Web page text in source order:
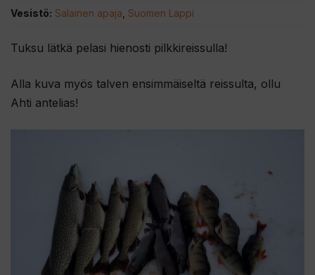
Vesistö: Salainen apaja Suomen Lappi
Tuksu lätkä pelasi hienosti pilkkireissulla!
Alla kuva myös talven ensimmäiseltä reissulta, ollu
Ahti antelias!